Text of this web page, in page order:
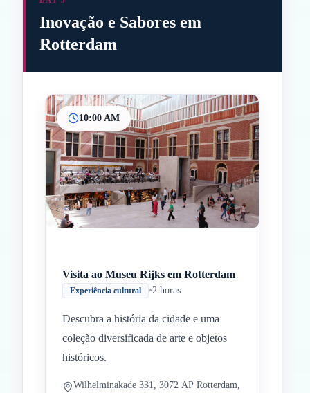
InicioParadas intermedias
Final
Inovação e Sabores em
Rotterdam
10:00 AM
Visita ao Museu Rijks em Rotterdam
Experiência cultural •2 horas
Descubra a história da cidade e uma
coleção diversificada de arte e objetos
históricos.
Wilhelminakade 331, 3072 AP Rotterdam,